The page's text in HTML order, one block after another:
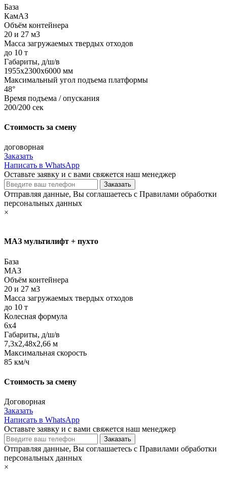
База
КамАЗ
Объём контейнера
20 и 27 м3
Масса загружаемых твердых отходов
до 10 т
Габариты, д/ш/в
1955х2300х6000 мм
Максимальный угол подъема платформы
48°
Время подъема / опускания
200/200 сек
Стоимость за смену
договорная
Заказать
Написать в WhatsApp
Оставьте заявку и с вами свяжется наш менеджер
Отправляя данные, Вы соглашаетесь с Правилами обработки
персональных данных
×
МАЗ мультилифт + пухто
База
МАЗ
Объём контейнера
20 и 27 м3
Масса загружаемых твердых отходов
до 10 т
Колесная формула
6х4
Габариты, д/ш/в
7,3х2,48х2,66 м
Максимальная скорость
85 км/ч
Стоимость за смену
Договорная
Заказать
Написать в WhatsApp
Оставьте заявку и с вами свяжется наш менеджер
Отправляя данные, Вы соглашаетесь с Правилами обработки
персональных данных
×